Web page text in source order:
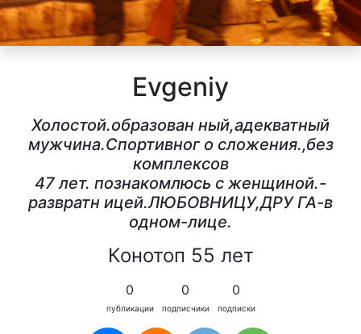
Evgeniy
Холостой.образован ный,адекватный
мужчина.Спортивног о сложения.,без
комплексов
47 лет. познакомлюсь с женщиной.-
развратн ицей.ЛЮБОВНИЦУ,ДРУ ГА-в
одном-лице.
Конотоп 55 лет
0
публикации
0
подписчики
0
подписки